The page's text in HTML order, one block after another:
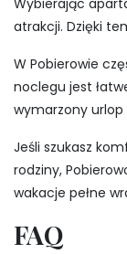
Wybierając
atrakcji. Dzięki
W Pobierowie
noclegu jest
wymarzony
Jeśli szukasz
rodziny,
wakacje pełne
FAQ